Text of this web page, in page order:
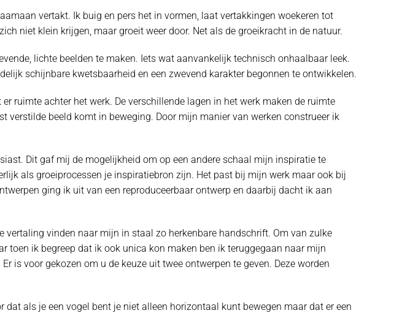
vertakt. Ik buig en pers het in vormen, laat vertakkingen woekeren tot
niet klein krijgen, maar groeit weer door. Net als de groeikracht in de natuur.
lichte beelden te maken. Iets wat aanvankelijk technisch onhaalbaar leek.
schijnbare kwetsbaarheid en een zwevend karakter begonnen te ontwikkelen.
ruimte achter het werk. De verschillende lagen in het werk maken de ruimte
verstilde beeld komt in beweging. Door mijn manier van werken construeer ik
Dit gaf mij de mogelijkheid om op een andere schaal mijn inspiratie te
als groeiprocessen je inspiratiebron zijn. Het past bij mijn werk maar ook bij
ging ik uit van een reproduceerbaar ontwerp en daarbij dacht ik aan
vinden naar mijn in staal zo herkenbare handschrift. Om van zulke
toen ik begreep dat ik ook unica kon maken ben ik teruggegaan naar mijn
is voor gekozen om u de keuze uit twee ontwerpen te geven. Deze worden
als je een vogel bent je niet alleen horizontaal kunt bewegen maar dat er een